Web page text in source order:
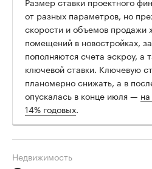
от разных параметров, но
скорости и объемов продажи
помещений в новостройках,
пополняются счета эскроу, а
ключевой ставки. Ключевую
планомерно снижать, а в
опускалась в конце июля —
14% годовых.
Недвижимость